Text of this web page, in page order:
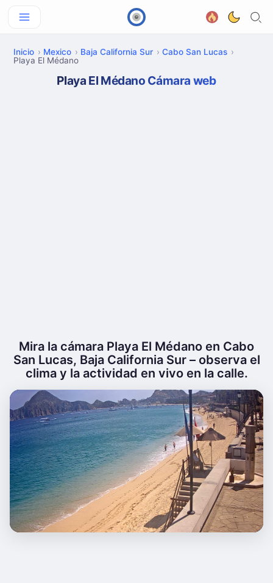
Inicio Mexico Baja California Sur
Cabo San Lucas
Playa El Médano
Playa El Médano Cámara web
Mira la cámara Playa El Médano en Cabo
San Lucas, Baja California Sur – observa el
clima y la actividad en vivo en la calle.